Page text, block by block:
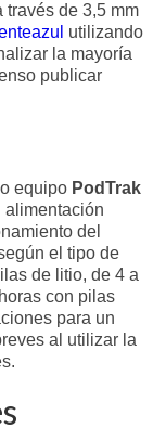
través de 3,5 mm
utilizando
la mayoría
publicar
equipo PodTrak
alimentación
del
el tipo de
de litio, de 4 a
con pilas
para un
al utilizar la